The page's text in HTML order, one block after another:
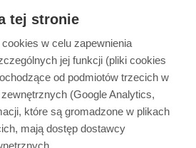
tej stronie
w celu zapewnienia
jej funkcji (pliki cookies
od podmiotów trzecich w
(Google Analytics,
które są gromadzone w plikach
mają dostęp dostawcy
Dlaczego